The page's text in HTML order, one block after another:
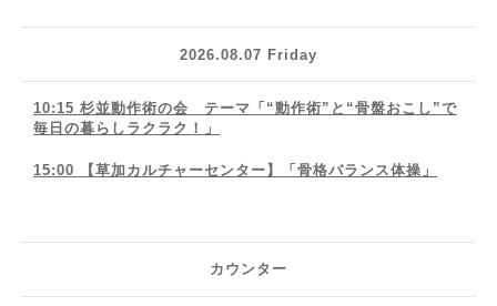
2026.08.07 Friday
10:15 杉並動作術の会 テーマ「“動作術”と“骨盤おこし”で
毎日の暮らしラクラク！」
15:00 【草加カルチャーセンター】「骨格バランス体操」
カウンター